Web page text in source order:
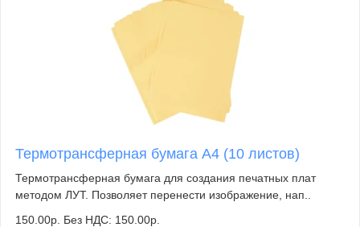
Термотрансферная бумага А4 (10 листов)
Термотрансферная бумага для создания печатных плат
методом ЛУТ. Позволяет перенести изображение, нап..
150.00р. Без НДС: 150.00р.